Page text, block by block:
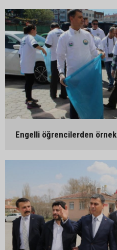
Engelli öğrencilerden